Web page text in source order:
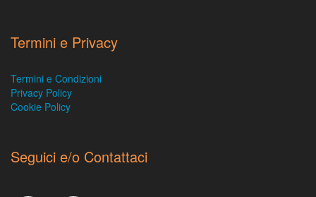
Termini e Privacy
Termini e Condizioni
Privacy Policy
Cookie Policy
Seguici e/o Contattaci